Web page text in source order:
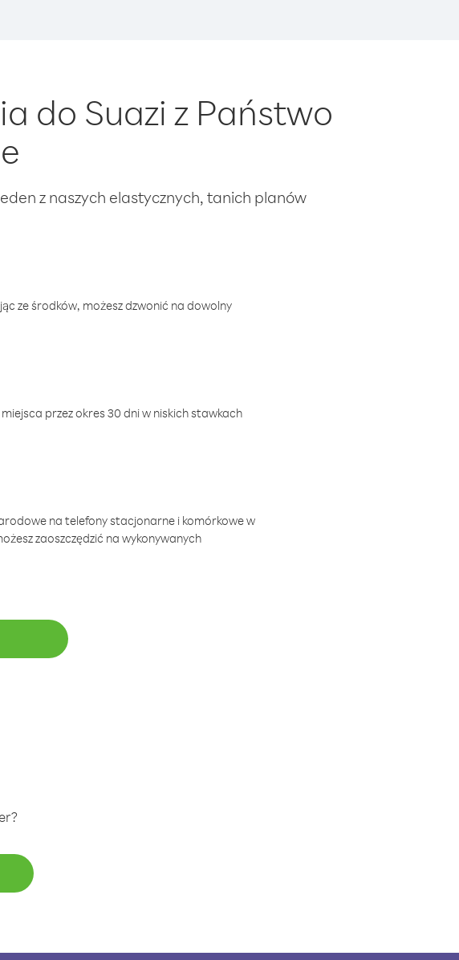
do Suazi z Państwo
z naszych elastycznych, tanich planów
ze środków, możesz dzwonić na dowolny
przez okres 30 dni w niskich stawkach
na telefony stacjonarne i komórkowe w
zaoszczędzić na wykonywanych